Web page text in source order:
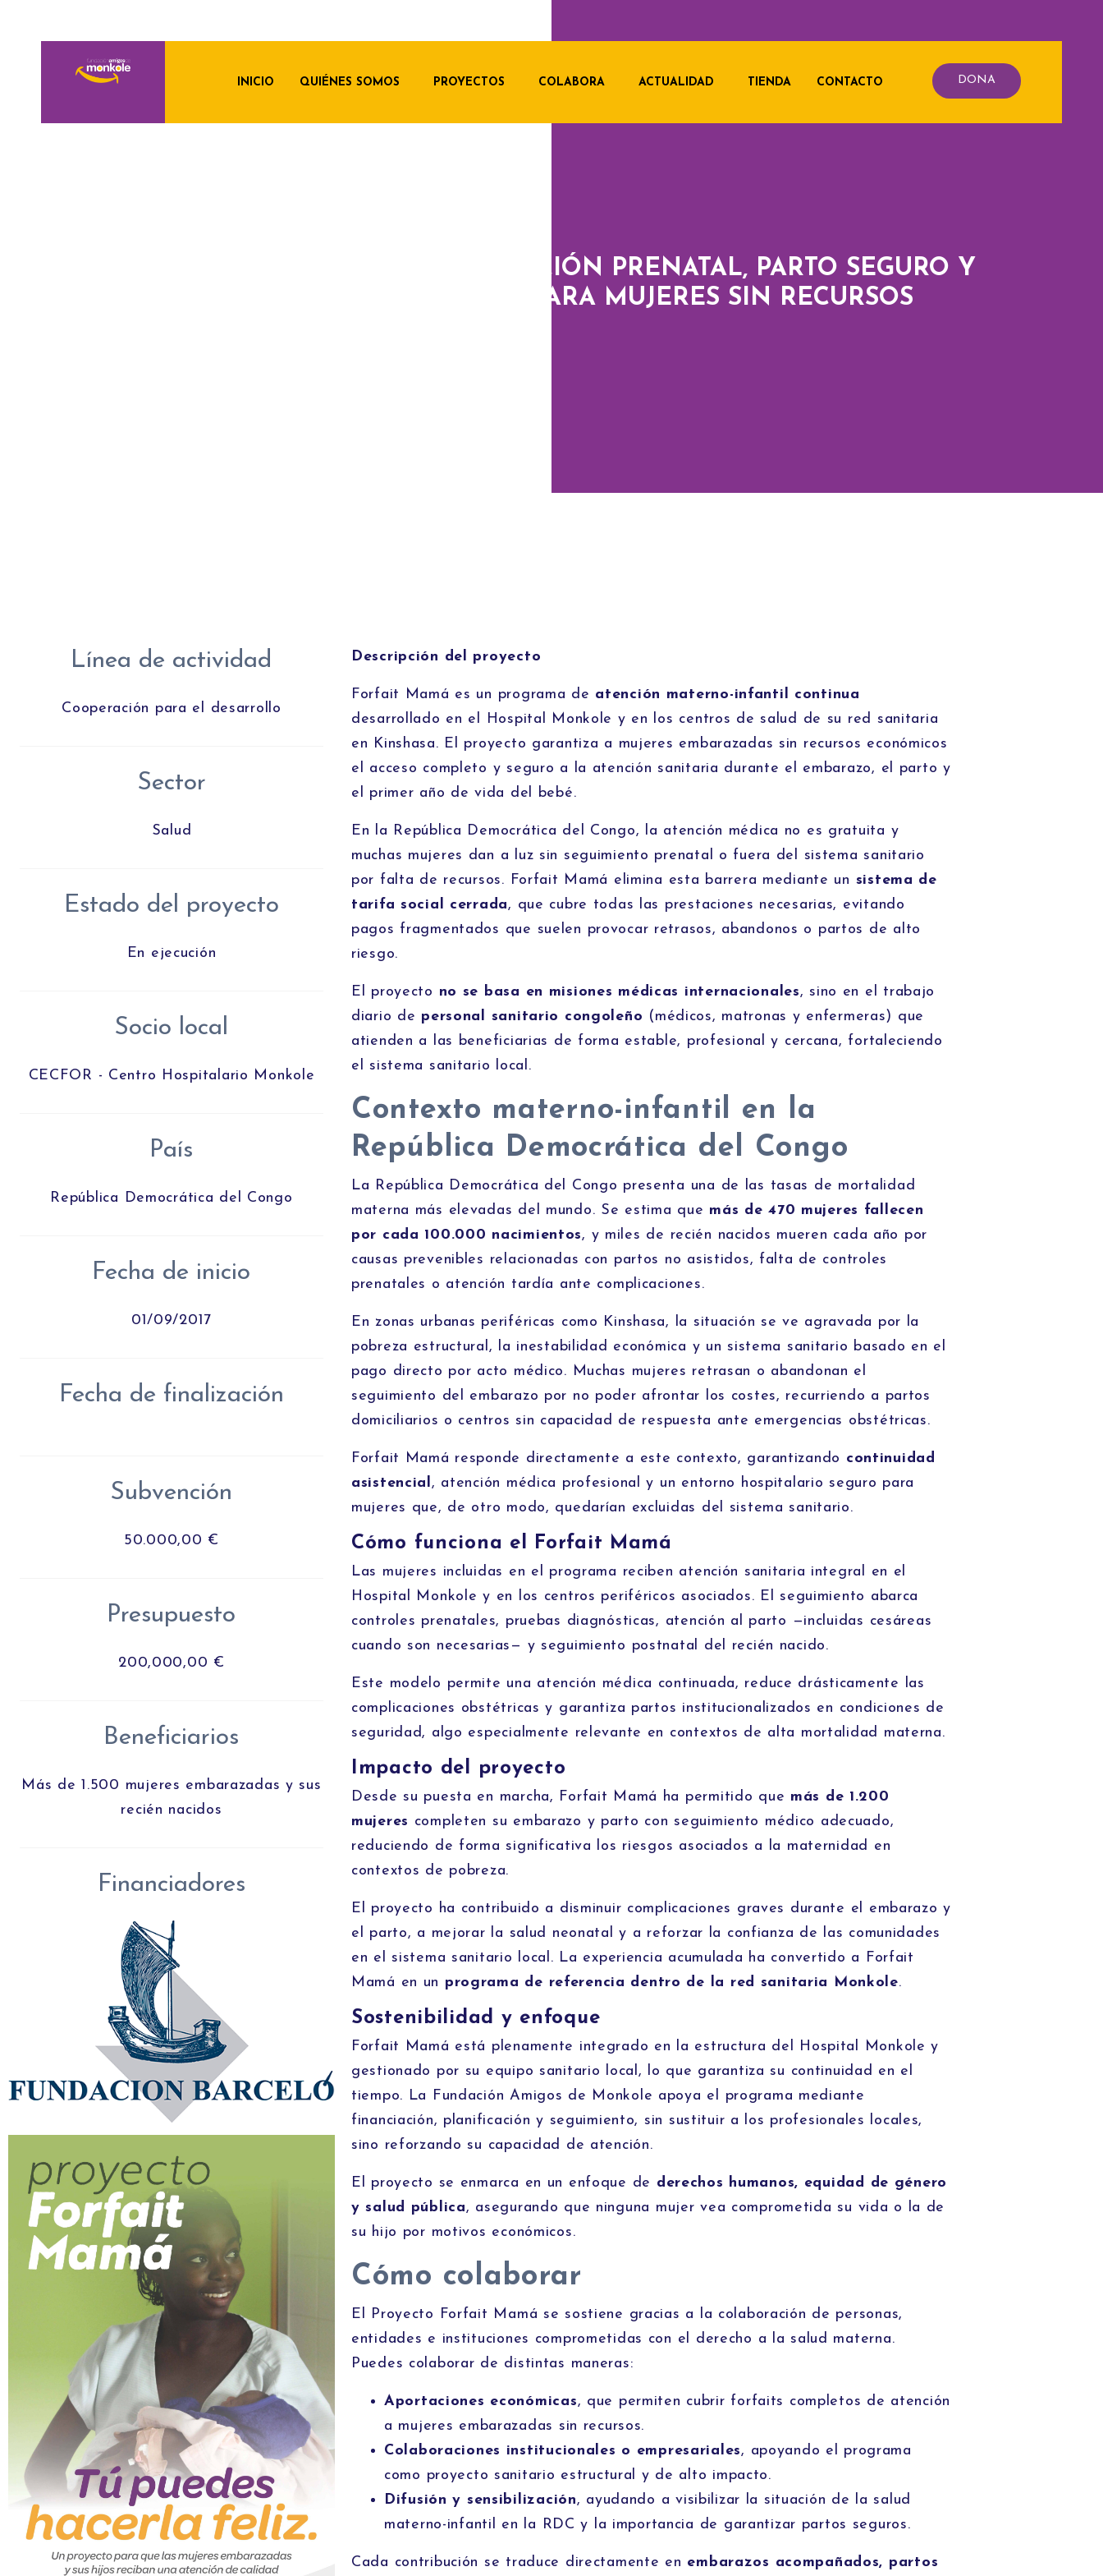
INICIO QUIÉNES SOMOS PROYECTOS COLABORA ACTUALIDAD TIENDA CONTACTO DONA
FORFAIT MAMÁ: ACCESO A ATENCIÓN PRENATAL, PARTO SEGURO Y
SEGUIMIENTO POSTNATAL PARA MUJERES SIN RECURSOS
Línea de actividad
Cooperación para el desarrollo
Sector
Salud
Estado del proyecto
En ejecución
Socio local
CECFOR - Centro Hospitalario Monkole
País
República Democrática del Congo
Fecha de inicio
01/09/2017
Fecha de finalización
Subvención
50.000,00 €
Presupuesto
200,000,00 €
Beneficiarios
Más de 1.500 mujeres embarazadas y sus
recién nacidos
Financiadores
Descripción del proyecto
Forfait Mamá es un programa de atención materno-infantil continua
desarrollado en el Hospital Monkole y en los centros de salud de su red sanitaria
en Kinshasa. El proyecto garantiza a mujeres embarazadas sin recursos económicos
el acceso completo y seguro a la atención sanitaria durante el embarazo, el parto y
el primer año de vida del bebé.
En la República Democrática del Congo, la atención médica no es gratuita y
muchas mujeres dan a luz sin seguimiento prenatal o fuera del sistema sanitario
por falta de recursos. Forfait Mamá elimina esta barrera mediante un sistema de
tarifa social cerrada, que cubre todas las prestaciones necesarias, evitando
pagos fragmentados que suelen provocar retrasos, abandonos o partos de alto
riesgo.
El proyecto no se basa en misiones médicas internacionales, sino en el trabajo
diario de personal sanitario congoleño (médicos, matronas y enfermeras) que
atienden a las beneficiarias de forma estable, profesional y cercana, fortaleciendo
el sistema sanitario local.
Contexto materno-infantil en la
República Democrática del Congo
La República Democrática del Congo presenta una de las tasas de mortalidad
materna más elevadas del mundo. Se estima que más de 470 mujeres fallecen
por cada 100.000 nacimientos, y miles de recién nacidos mueren cada año por
causas prevenibles relacionadas con partos no asistidos, falta de controles
prenatales o atención tardía ante complicaciones.
En zonas urbanas periféricas como Kinshasa, la situación se ve agravada por la
pobreza estructural, la inestabilidad económica y un sistema sanitario basado en el
pago directo por acto médico. Muchas mujeres retrasan o abandonan el
seguimiento del embarazo por no poder afrontar los costes, recurriendo a partos
domiciliarios o centros sin capacidad de respuesta ante emergencias obstétricas.
Forfait Mamá responde directamente a este contexto, garantizando continuidad
asistencial, atención médica profesional y un entorno hospitalario seguro para
mujeres que, de otro modo, quedarían excluidas del sistema sanitario.
Cómo funciona el Forfait Mamá
Las mujeres incluidas en el programa reciben atención sanitaria integral en el
Hospital Monkole y en los centros periféricos asociados. El seguimiento abarca
controles prenatales, pruebas diagnósticas, atención al parto —incluidas cesáreas
cuando son necesarias— y seguimiento postnatal del recién nacido.
Este modelo permite una atención médica continuada, reduce drásticamente las
complicaciones obstétricas y garantiza partos institucionalizados en condiciones de
seguridad, algo especialmente relevante en contextos de alta mortalidad materna.
Impacto del proyecto
Desde su puesta en marcha, Forfait Mamá ha permitido que más de 1.200
mujeres completen su embarazo y parto con seguimiento médico adecuado,
reduciendo de forma significativa los riesgos asociados a la maternidad en
contextos de pobreza.
El proyecto ha contribuido a disminuir complicaciones graves durante el embarazo y
el parto, a mejorar la salud neonatal y a reforzar la confianza de las comunidades
en el sistema sanitario local. La experiencia acumulada ha convertido a Forfait
Mamá en un programa de referencia dentro de la red sanitaria Monkole.
Sostenibilidad y enfoque
Forfait Mamá está plenamente integrado en la estructura del Hospital Monkole y
gestionado por su equipo sanitario local, lo que garantiza su continuidad en el
tiempo. La Fundación Amigos de Monkole apoya el programa mediante
financiación, planificación y seguimiento, sin sustituir a los profesionales locales,
sino reforzando su capacidad de atención.
El proyecto se enmarca en un enfoque de derechos humanos, equidad de género
y salud pública, asegurando que ninguna mujer vea comprometida su vida o la de
su hijo por motivos económicos.
Cómo colaborar
El Proyecto Forfait Mamá se sostiene gracias a la colaboración de personas,
entidades e instituciones comprometidas con el derecho a la salud materna.
Puedes colaborar de distintas maneras:
Aportaciones económicas, que permiten cubrir forfaits completos de atención
a mujeres embarazadas sin recursos.
Colaboraciones institucionales o empresariales, apoyando el programa
como proyecto sanitario estructural y de alto impacto.
Difusión y sensibilización, ayudando a visibilizar la situación de la salud
materno-infantil en la RDC y la importancia de garantizar partos seguros.
Cada contribución se traduce directamente en embarazos acompañados, partos